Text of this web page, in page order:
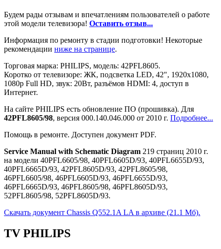
Будем рады отзывам и впечатлениям пользователей о работе
этой модели телевизора! Оставить отзыв...
Информация по ремонту в стадии подготовки! Некоторые
рекомендации ниже на странице.
Торговая марка: PHILIPS, модель: 42PFL8605.
Коротко от телевизоре: ЖК, подсветка LED, 42", 1920x1080,
1080p Full HD, звук: 20Вт, разъёмов HDMI: 4, доступ в
Интернет.
На сайте PHILIPS есть обновление ПО (прошивка). Для
42PFL8605/98, версия 000.140.046.000 от 2010 г. Подробнее...
Помощь в ремонте. Доступен документ PDF.
Service Manual with Schematic Diagram 219 страниц 2010 г.
на модели 40PFL6605/98, 40PFL6605D/93, 40PFL6655D/93,
40PFL6665D/93, 42PFL8605D/93, 42PFL8605/98,
46PFL6605/98, 46PFL6605D/93, 46PFL6655D/93,
46PFL6665D/93, 46PFL8605/98, 46PFL8605D/93,
52PFL8605/98, 52PFL8605D/93.
Скачать документ Chassis Q552.1A LA в архиве (21.1 Мб).
TV PHILIPS